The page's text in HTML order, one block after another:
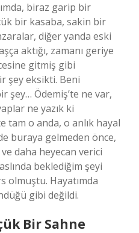
biraz garip bir
bir kasaba, sakin bir
diğer yanda eski
aktığı, zamanı geriye
gitmiş gibi
şey eksikti. Beni
şey… Ödemiş’te ne var,
ne yazık ki
tam o anda, o anlık hayal
buraya gelmeden önce,
daha heyecan verici
beklediğim şeyi
olmuştu. Hayatımda
gibi değildi.
Bir Sahne